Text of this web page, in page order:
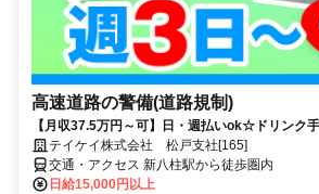
高速道路の警備(道路規制)
【月収37.5万円～可】日・週払いok☆ドリンク
テイケイ株式会社 松戸支社[165]
交通・アクセス 新八柱駅から徒歩圏内
日給15,000円以上